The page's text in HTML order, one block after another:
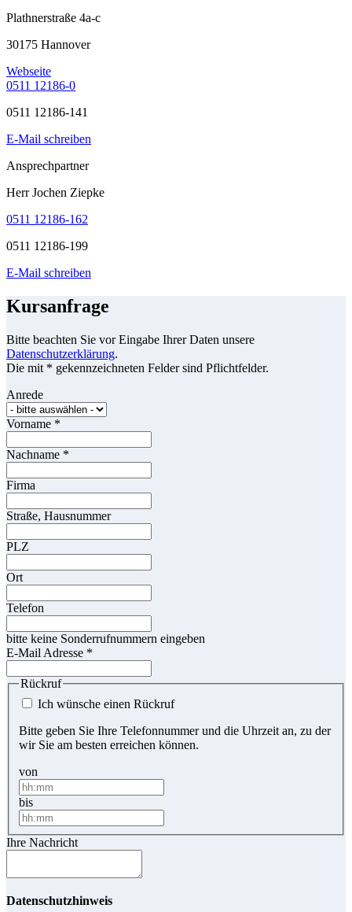
Plathnerstraße 4a-c
30175 Hannover
Webseite
0511 12186-0
0511 12186-141
E-Mail schreiben
Ansprechpartner
Herr Jochen Ziepke
0511 12186-162
0511 12186-199
E-Mail schreiben
Kursanfrage
Bitte beachten Sie vor Eingabe Ihrer Daten unsere
Datenschutzerklärung.
Die mit * gekennzeichneten Felder sind Pflichtfelder.
Anrede
Vorname *
Nachname *
Firma
Straße, Hausnummer
PLZ
Ort
Telefon
bitte keine Sonderrufnummern eingeben
E-Mail Adresse *
Rückruf
Ich wünsche einen Rückruf
Bitte geben Sie Ihre Telefonnummer und die Uhrzeit an, zu der
wir Sie am besten erreichen können.
von
bis
Ihre Nachricht
Datenschutzhinweis